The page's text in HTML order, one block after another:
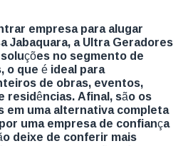
empresa para alugar
Jabaquara, a Ultra Geradores
no segmento de
que é ideal para
de obras, eventos,
residências. Afinal, são os
em uma alternativa completa
uma empresa de confiança
deixe de conferir mais